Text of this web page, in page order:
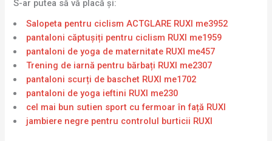
S-ar putea să vă placă și:
Salopeta pentru ciclism ACTGLARE RUXI me3952
pantaloni căptușiți pentru ciclism RUXI me1959
pantaloni de yoga de maternitate RUXI me457
Trening de iarnă pentru bărbați RUXI me2307
pantaloni scurți de baschet RUXI me1702
pantaloni de yoga ieftini RUXI me230
cel mai bun sutien sport cu fermoar în față RUXI
jambiere negre pentru controlul burticii RUXI